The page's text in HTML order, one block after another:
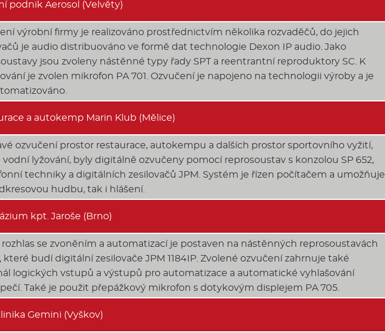
podnik Aerosol (Velvěty)
výrobní firmy je realizováno prostřednictvím několika rozvaděčů, do jejich
je audio distribuováno ve formě dat technologie Dexon IP audio. Jako
jsou zvoleny nástěnné typy řady SPT a reentrantní reproduktory SC. K
je zvolen mikrofon PA 701. Ozvučení je napojeno na technologii výroby a je
a autokemp Marin Klub (Mělice)
ozvučení prostor restaurace, autokempu a dalších prostor sportovního vyžití,
vodní lyžování, byly digitálně ozvučeny pomocí reprosoustav s konzolou SP 652,
techniky a digitálních zesilovačů JPM. Systém je řízen počítačem a umožňuje
hudbu, tak i hlášení.
kpt. Jaroše (Brno)
rozhlas se zvoněním a automatizací je postaven na nástěnných reprosoustavách
které budí digitální zesilovače JPM 1184IP. Zvolené ozvučení zahrnuje také
logických vstupů a výstupů pro automatizace a automatické vyhlašování
Také je použit přepážkový mikrofon s dotykovým displejem PA 705.
Gemini (Vyškov)